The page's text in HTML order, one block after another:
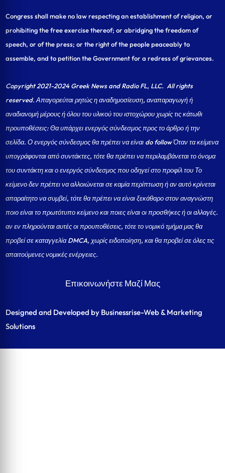
Congress shall make no law respecting an establishment of religion, or
prohibiting the free exercise thereof; or abridging the freedom of
speech, or of the press; or the right of the people peaceably to
assemble, and to petition the Government for a redress of grievances.
Copyright 2021-2024 Greek News and Radio FL, LLC. All rights
reserved. Απαγορεύται ρητώς η αναδημοσίευση, αναπαραγωγή ή
αναδιανομή μέρους ή όλου του υλικού του ιστοχώρου χωρίς τις κάτωθι
προυποθέσεις: Θα υπάρχει ενεργός σύνδεσμος προς το άρθρο ή την
σελίδα.Ο ενεργός σύνδεσμος θα πρέπει να είναι do follow Όταν τα κείμενα
υπογράφονται από συντάκτες, τότε θα πρέπει να περιλαμβάνεται το όνομα
του συντάκτη και ο ενεργός σύνδεσμος που οδηγεί στο προφίλ του Το
κείμενο δεν πρέπει να αλλοιώνεται σε καμία περίπτωση ή αν αυτό κρίνεται
απαραίτητο να συμβεί, τότε θα πρέπει να είναι ξεκάθαρο στον αναγνώστη
ποιο είναι το πρωτότυπο κείμενο και ποιες είναι οι προσθήκες ή οι αλλαγές.
αν εν πληρούνται αυτές οι προυποθέσεις, τότε το νομικό τμήμα μας θα
προβεί σε καταγγελία DMCA, χωρίς ειδοποίηση, και θα προβεί σε όλες τις
απαιτούμενες νομικές ενέργειες.
Επικοινωνήστε Μαζί Μας
Designed and Developed by Businessrise-Web & Marketing
Solutions